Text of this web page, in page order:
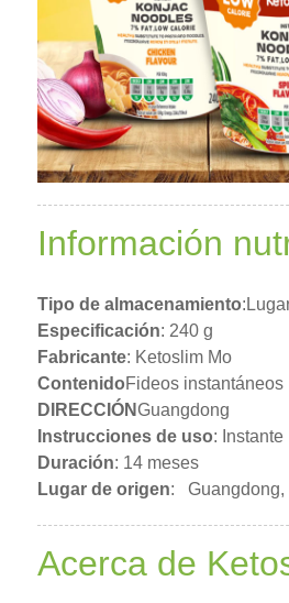
Información
Tipo de almacenamiento:
Especificación: 240 g
Fabricante: Ketoslim Mo
ContenidoFideos instantáneos
DIRECCIÓNGuangdong
Instrucciones de uso: Instante
Duración: 14 meses
Lugar de origen: Guangdong,
Acerca de